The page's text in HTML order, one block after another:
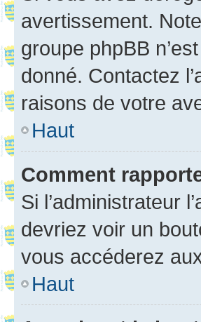
avertissement.
groupe phpBB
donné. Contactez
raisons de votre
Haut
Comment
Si l’administrateur
devriez voir un
vous accéderez
Haut